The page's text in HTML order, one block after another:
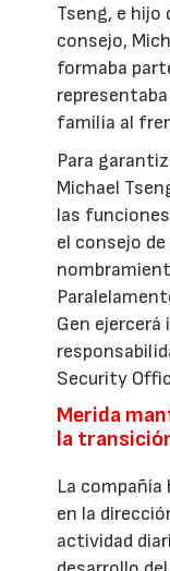
Tseng, e hijo
consejo,
formaba
familia al
Para
Michael
las
el consejo
Gen
Security
Merida
la
La compañía
en la
actividad